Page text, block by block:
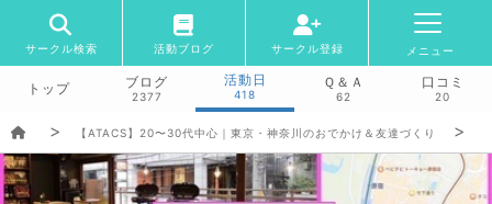
サークル検索 活動ブログ サークル登録 メニュー
トップ ブログ
2377
活動日
418
Ｑ＆Ａ
62
口コミ
20
【ATACS】20〜30代中心｜東京・神奈川のおでかけ＆友達づくり